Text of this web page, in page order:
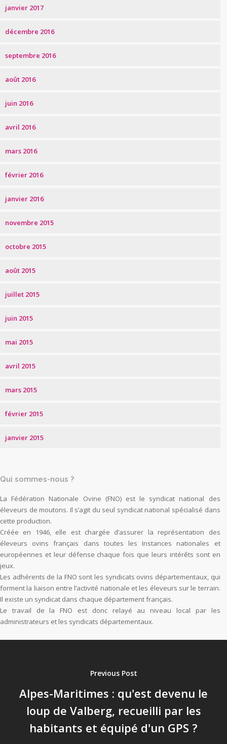
janvier 2017
décembre 2016
septembre 2016
août 2016
juin 2016
avril 2016
mars 2016
février 2016
janvier 2016
novembre 2015
octobre 2015
août 2015
juillet 2015
juin 2015
mai 2015
avril 2015
mars 2015
février 2015
janvier 2015
Qui sommes-nous ?
La Fédération Nationale Ovine (FNO) est le syndicat national des
éleveurs de moutons. Il s’agit du seul syndicat national spécialisé dans
cette production.
Créée en 1946, elle est chargée d’assurer la représentation des
éleveurs ovins français dans toutes les Instances nationales et
européennes et leur défense chaque fois que leurs intérêts sont en
jeux.
Les adhérents de la FNO sont les syndicats ovins départementaux, qui
forment la liaison entre l’activité nationale et les éleveurs sur le terrain.
Il existe un syndicat dans chaque département français.
Le travail de la FNO est donc relayé au niveau local par les
administrateurs et les syndicats départementaux.
Previous Post
Alpes-Maritimes : qu'est devenu le
loup de Valberg, recueilli par les
habitants et équipé d'un GPS ?